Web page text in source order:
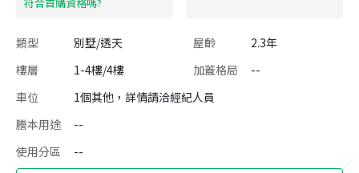
類型 別墅/透天 屋齡
2.3年
樓層
1-4樓/4樓 加蓋格局
--
車位
1個其他，詳情請洽經紀人員
謄本用途
--
使用分區
--